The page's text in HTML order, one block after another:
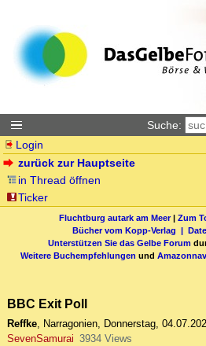
Suche:
Login
zurück zur Hauptseite
in Thread öffnen
Ticker
Fluchtburg autark am Meer| Zum
Bücher vom Kopp-Verlag |
Unterstützen Sie das Gelbe Forum
Weitere Buchempfehlungen und
BBC Exit Poll
Reffke, Narragonien, Donnerstag,
SevenSamurai 3934 Views